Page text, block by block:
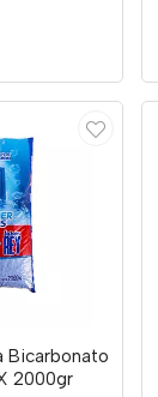
Bicarbonato
2000gr